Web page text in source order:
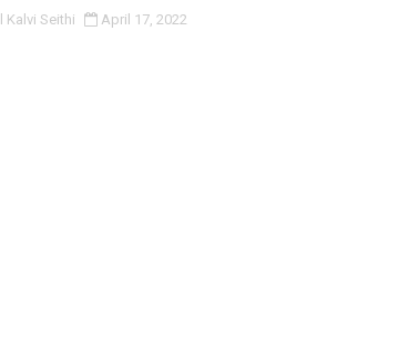
பள்ளி காலை வழிபாட்டுச் செயல்பாடுகள் - டிசம்பர் 17
Kalvi Seithi April 17, 2022